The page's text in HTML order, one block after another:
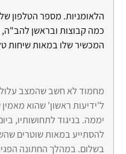
הלאומניות. מספר הטלפון
כמה קבוצות ובראשן
המכשיר שלו במאות שיחות
מחמוד לא חשב שהמצב
ל'ידיעות ראשון' שהוא
יממה. בניגוד לתחושותיו,
להסתייע במאות שוטרים
בשלום. במהלך החתונה